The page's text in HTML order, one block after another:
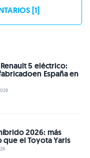
[1]
5 eléctrico:
España en
2026: más
el Toyota Yaris